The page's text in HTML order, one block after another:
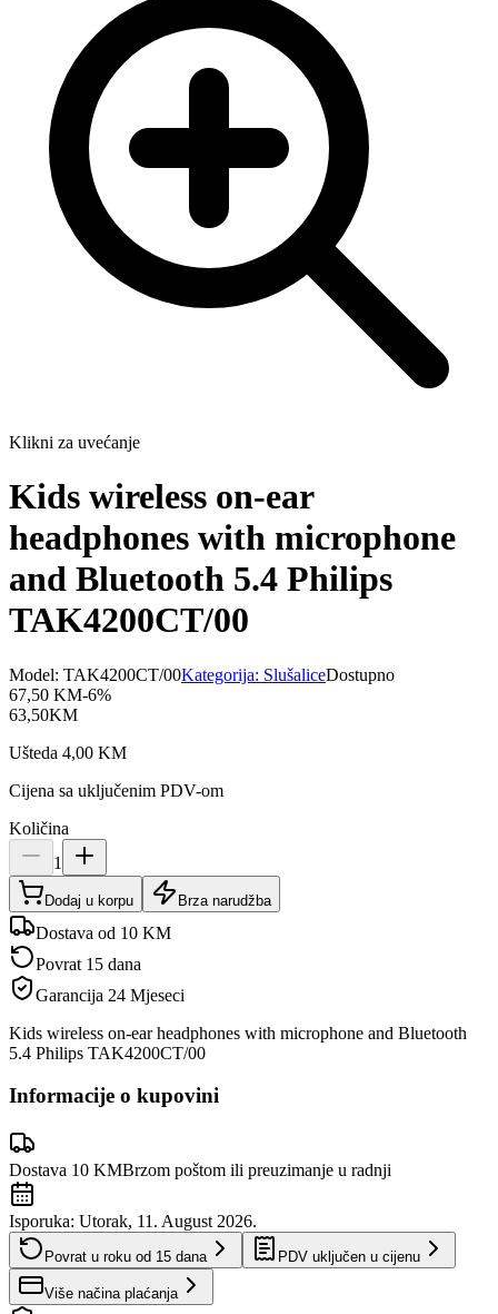
Klikni za uvećanje
Kids wireless on-ear
headphones with microphone
and Bluetooth 5.4 Philips
TAK4200CT/00
Model: TAK4200CT/00Kategorija: SlušaliceDostupno
67,50 KM-6%
63,50KM
Ušteda 4,00 KM
Cijena sa uključenim PDV-om
Količina
1
Dodaj u korpu Brza narudžba
Dostava od 10 KM
Povrat 15 dana
Garancija 24 Mjeseci
Kids wireless on-ear headphones with microphone and Bluetooth
5.4 Philips TAK4200CT/00
Informacije o kupovini
Dostava 10 KMBrzom poštom ili preuzimanje u radnji
Isporuka: Utorak, 11. August 2026.
Povrat u roku od 15 dana PDV uključen u cijenu
Više načina plaćanja